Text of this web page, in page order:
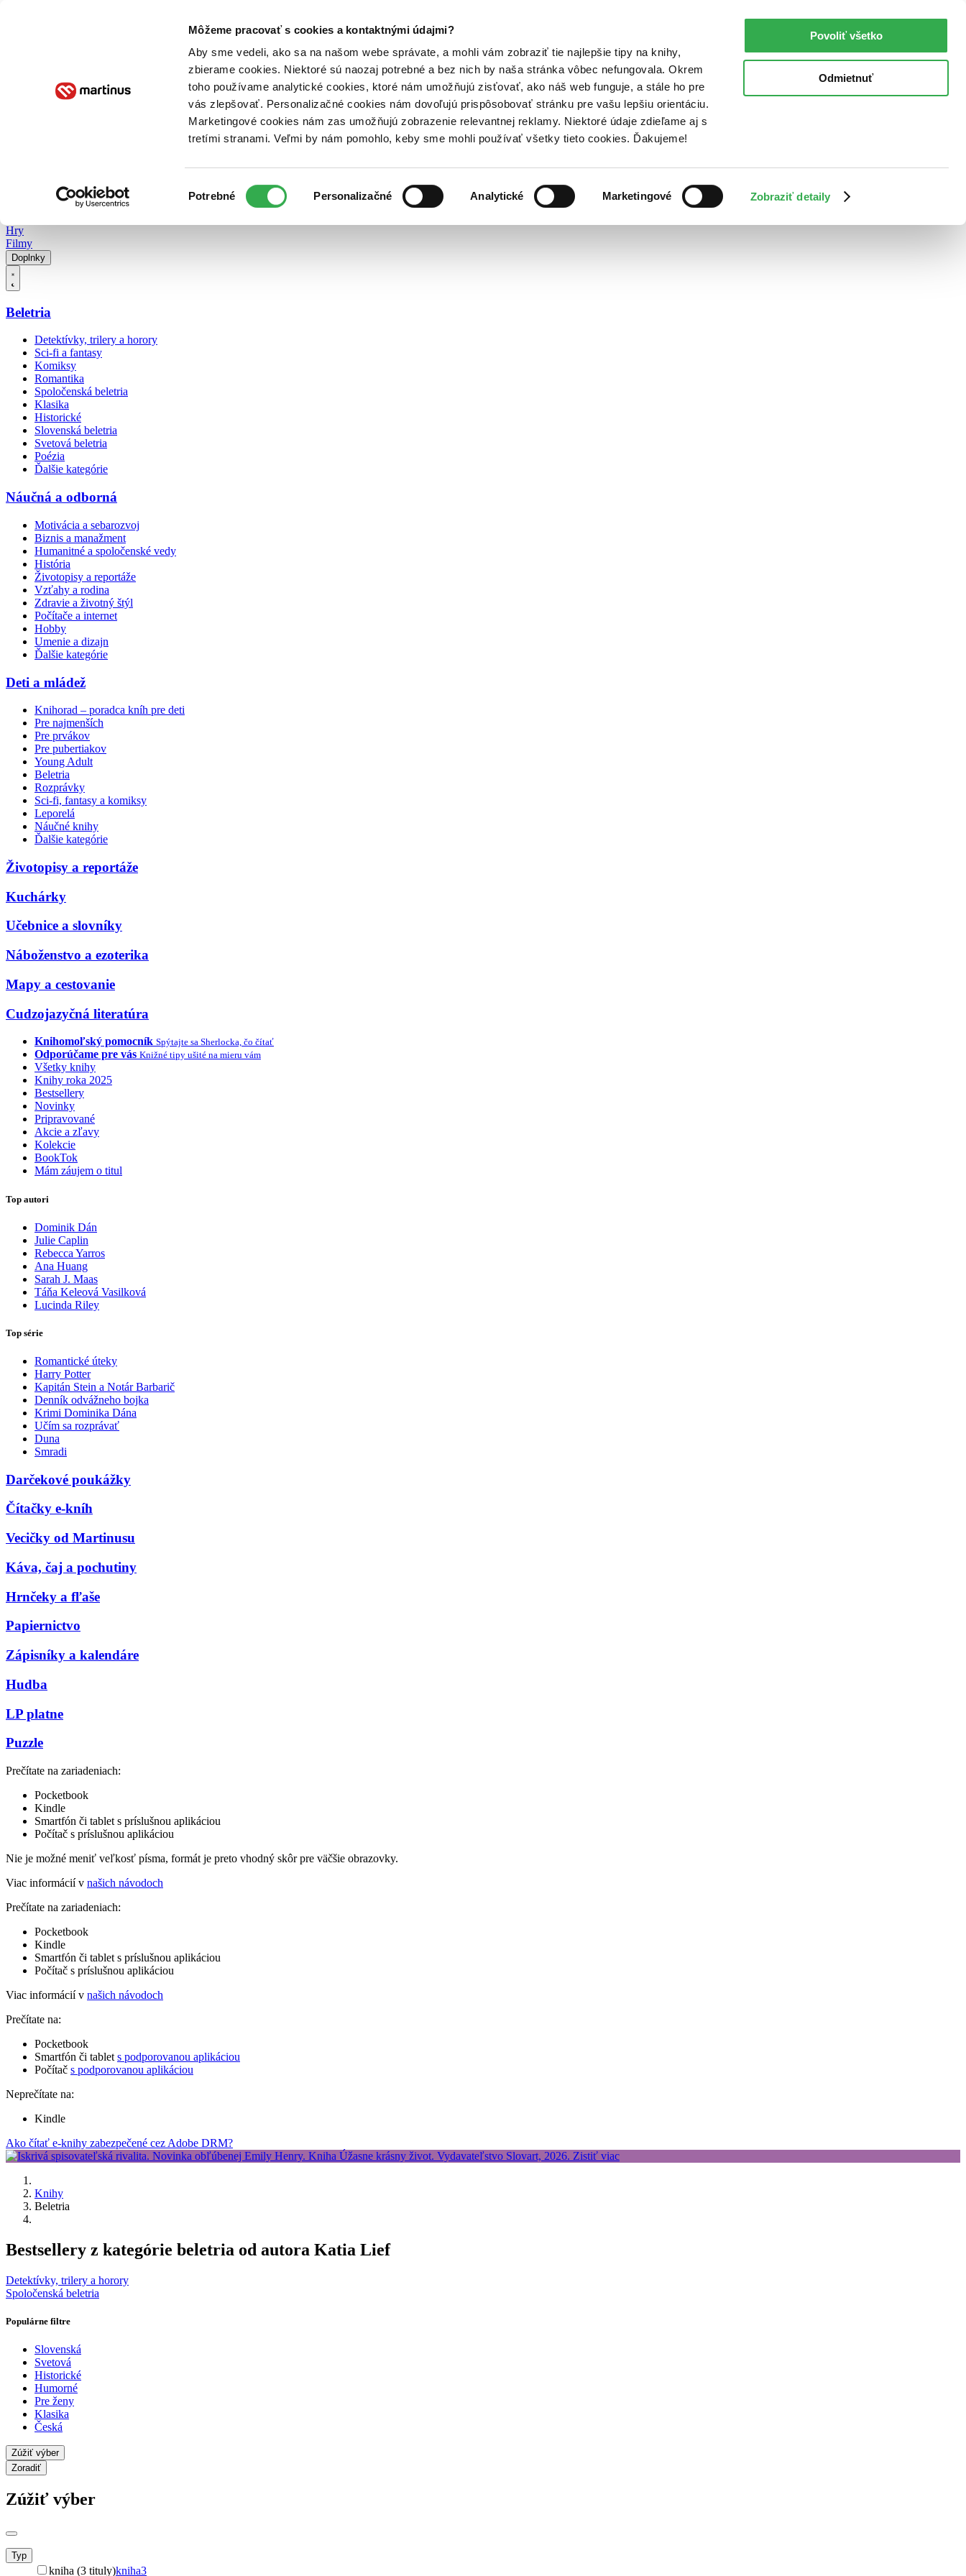
Môžeme pracovať s cookies a kontaktnými údajmi?
Aby sme vedeli, ako sa na našom webe správate, a mohli vám zobraziť tie najlepšie tipy na knihy,
zbierame cookies. Niektoré sú naozaj potrebné a bez nich by naša stránka vôbec nefungovala. Okrem
toho používame analytické cookies, ktoré nám umožňujú zisťovať, ako náš web funguje, a stále ho pre
vás zlepšovať. Personalizačné cookies nám dovoľujú prispôsobovať stránku pre vašu lepšiu orientáciu.
Marketingové cookies nám zas umožňujú zobrazenie relevantnej reklamy. Niektoré údaje zdieľame aj s
tretími stranami. Veľmi by nám pomohlo, keby sme mohli používať všetky tieto cookies. Ďakujeme!
súhlasu
Potrebné Personalizačné Analytické Marketingové Zobraziť detaily
Povoliť všetko
Odmietnuť
Poukážky Kontakt
Hry
Filmy
Doplnky
Beletria
Detektívky, trilery a horory
Sci-fi a fantasy
Komiksy
Romantika
Spoločenská beletria
Klasika
Historické
Slovenská beletria
Svetová beletria
Poézia
Ďalšie kategórie
Náučná a odborná
Motivácia a sebarozvoj
Biznis a manažment
Humanitné a spoločenské vedy
História
Životopisy a reportáže
Vzťahy a rodina
Zdravie a životný štýl
Počítače a internet
Hobby
Umenie a dizajn
Ďalšie kategórie
Deti a mládež
Knihorad – poradca kníh pre deti
Pre najmenších
Pre prvákov
Pre pubertiakov
Young Adult
Beletria
Rozprávky
Sci-fi, fantasy a komiksy
Leporelá
Náučné knihy
Ďalšie kategórie
Životopisy a reportáže
Kuchárky
Učebnice a slovníky
Náboženstvo a ezoterika
Mapy a cestovanie
Cudzojazyčná literatúra
Knihomoľský pomocník Spýtajte sa Sherlocka, čo čítať
Odporúčame pre vás Knižné tipy ušité na mieru vám
Všetky knihy
Knihy roka 2025
Bestsellery
Novinky
Pripravované
Akcie a zľavy
Kolekcie
BookTok
Mám záujem o titul
Top autori
Dominik Dán
Julie Caplin
Rebecca Yarros
Ana Huang
Sarah J. Maas
Táňa Keleová Vasilková
Lucinda Riley
Top série
Romantické úteky
Harry Potter
Kapitán Stein a Notár Barbarič
Denník odvážneho bojka
Krimi Dominika Dána
Učím sa rozprávať
Duna
Smradi
Darčekové poukážky
Čítačky e-kníh
Vecičky od Martinusu
Káva, čaj a pochutiny
Hrnčeky a fľaše
Papiernictvo
Zápisníky a kalendáre
Hudba
LP platne
Puzzle
Prečítate na zariadeniach:
Pocketbook
Kindle
Smartfón či tablet s príslušnou aplikáciou
Počítač s príslušnou aplikáciou
Nie je možné meniť veľkosť písma, formát je preto vhodný skôr pre väčšie obrazovky.
Viac informácií v našich návodoch
Prečítate na zariadeniach:
Pocketbook
Kindle
Smartfón či tablet s príslušnou aplikáciou
Počítač s príslušnou aplikáciou
Viac informácií v našich návodoch
Prečítate na:
Pocketbook
Smartfón či tablet s podporovanou aplikáciou
Počítač s podporovanou aplikáciou
Neprečítate na:
Kindle
Ako čítať e-knihy zabezpečené cez Adobe DRM?
Knihy
Beletria
Bestsellery z kategórie beletria od autora Katia Lief
Detektívky, trilery a horory
Spoločenská beletria
Populárne filtre
Slovenská
Svetová
Historické
Humorné
Pre ženy
Klasika
Česká
Zúžiť výber
Zoradiť
Zúžiť výber
Typ
kniha (3 tituly)kniha3